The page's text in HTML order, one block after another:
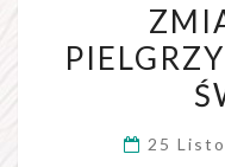
25